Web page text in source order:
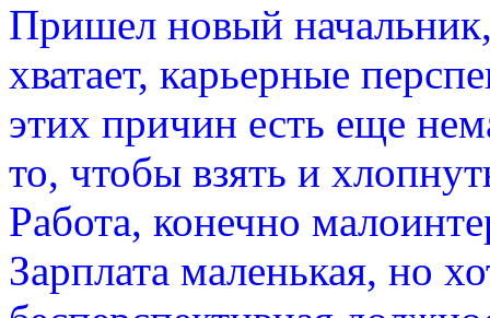
Пришел новый
хватает, карьерные
этих причин есть еще
то, чтобы взять и
Работа, конечно
Зарплата маленькая, но